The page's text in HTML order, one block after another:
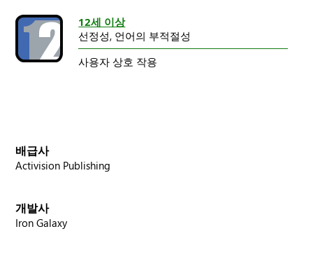
12세 이상
선정성, 언어의 부적절성
사용자 상호 작용
배급사
Activision Publishing
개발사
Iron Galaxy